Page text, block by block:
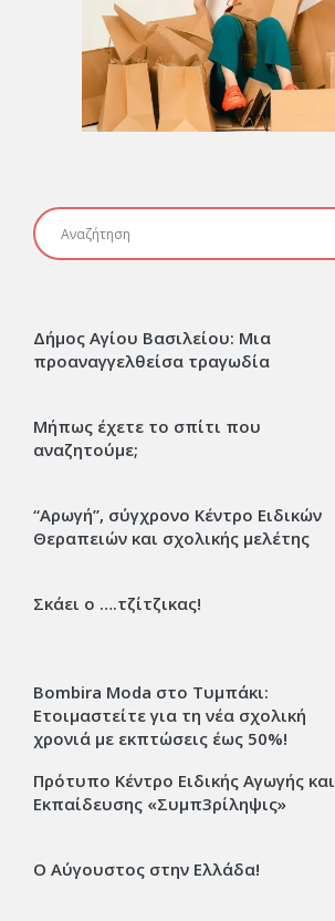
Δήμος Αγίου Βασιλείου: Μια
προαναγγελθείσα τραγωδία
Μήπως έχετε το σπίτι που
αναζητούμε;
“Αρωγή”, σύγχρονο Κέντρο Ειδικών
Θεραπειών και σχολικής μελέτης
Σκάει ο ….τζίτζικας!
Bombira Moda στο Τυμπάκι:
Ετοιμαστείτε για τη νέα σχολική
χρονιά με εκπτώσεις έως 50%!
Πρότυπο Κέντρο Ειδικής Αγωγής και
Εκπαίδευσης «Συμπ3ρίληψις»
Ο Αύγουστος στην Ελλάδα!